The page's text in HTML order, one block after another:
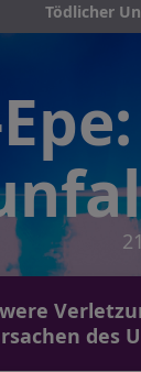
Unfall auf der
des